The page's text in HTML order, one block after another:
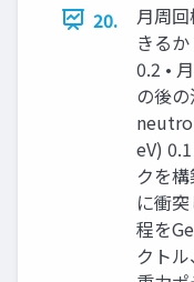
20.
月周
きる
0.2 •
の後
eV)
クを
に衝
程を
クト